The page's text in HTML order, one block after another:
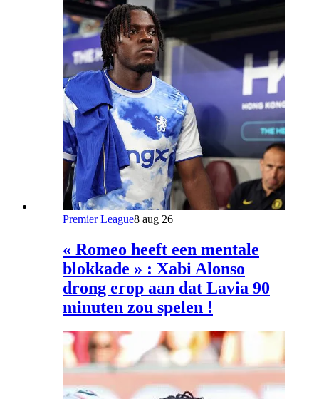
Premier League8 aug 26
« Romeo heeft een mentale
blokkade » : Xabi Alonso
drong erop aan dat Lavia 90
minuten zou spelen !